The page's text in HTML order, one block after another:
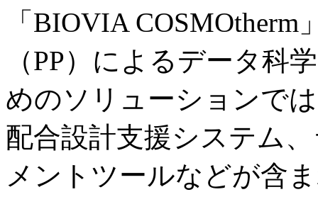
「BIOVIA
（PP）によるデータ科
めのソリューションで
配合設計支援システム
メントツールなどが含